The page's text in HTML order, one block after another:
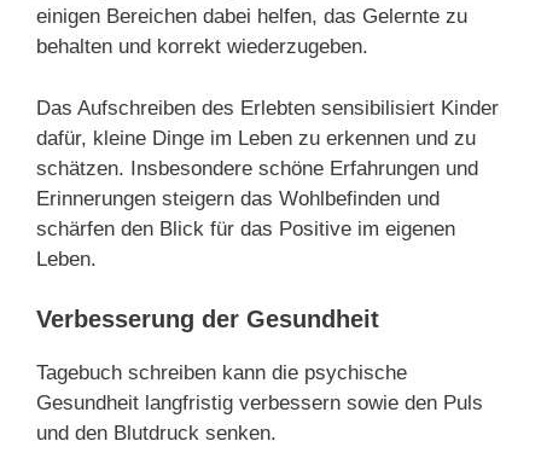
einigen Bereichen dabei helfen, das Gelernte zu
behalten und korrekt wiederzugeben.
Das Aufschreiben des Erlebten sensibilisiert Kinder
dafür, kleine Dinge im Leben zu erkennen und zu
schätzen. Insbesondere schöne Erfahrungen und
Erinnerungen steigern das Wohlbefinden und
schärfen den Blick für das Positive im eigenen
Leben.
Verbesserung der Gesundheit
Tagebuch schreiben kann die psychische
Gesundheit langfristig verbessern sowie den Puls
und den Blutdruck senken.